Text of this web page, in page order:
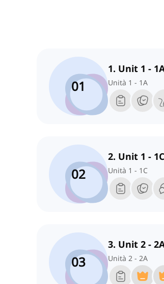
01
1. Unit 1 -
Unità 1 - 1A
02
2. Unit 1 - 1C
Unità 1 - 1C
03
3. Unit 2 -
Unità 2 - 2A